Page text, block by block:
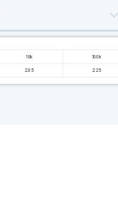
10k 100k
2.05 2.25